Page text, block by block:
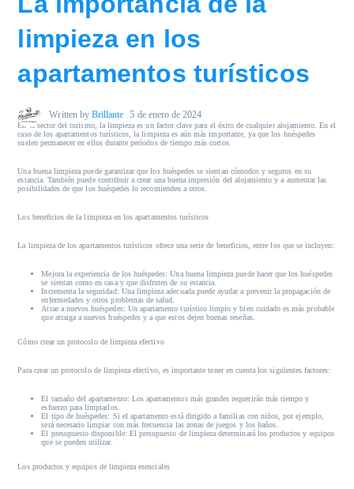
limpieza en los
apartamentos turísticos
Written by Brillante 5 de enero de 2024
En el sector del turismo, la limpieza es un factor clave para el éxito de cualquier alojamiento. En el
caso de los apartamentos turísticos, la limpieza es aún más importante, ya que los huéspedes
suelen permanecer en ellos durante períodos de tiempo más cortos.
Una buena limpieza puede garantizar que los huéspedes se sientan cómodos y seguros en su
estancia. También puede contribuir a crear una buena impresión del alojamiento y a aumentar las
posibilidades de que los huéspedes lo recomienden a otros.
Los beneficios de la limpieza en los apartamentos turísticos
La limpieza de los apartamentos turísticos ofrece una serie de beneficios, entre los que se incluyen:
Mejora la experiencia de los huéspedes: Una buena limpieza puede hacer que los huéspedes
se sientan como en casa y que disfruten de su estancia.
Incrementa la seguridad: Una limpieza adecuada puede ayudar a prevenir la propagación de
enfermedades y otros problemas de salud.
Atrae a nuevos huéspedes: Un apartamento turístico limpio y bien cuidado es más probable
que atraiga a nuevos huéspedes y a que estos dejen buenas reseñas.
Cómo crear un protocolo de limpieza efectivo
Para crear un protocolo de limpieza efectivo, es importante tener en cuenta los siguientes factores:
El tamaño del apartamento: Los apartamentos más grandes requerirán más tiempo y
esfuerzo para limpiarlos.
El tipo de huéspedes: Si el apartamento está dirigido a familias con niños, por ejemplo,
será necesario limpiar con más frecuencia las zonas de juegos y los baños.
El presupuesto disponible: El presupuesto de limpieza determinará los productos y equipos
que se pueden utilizar.
Los productos y equipos de limpieza esenciales